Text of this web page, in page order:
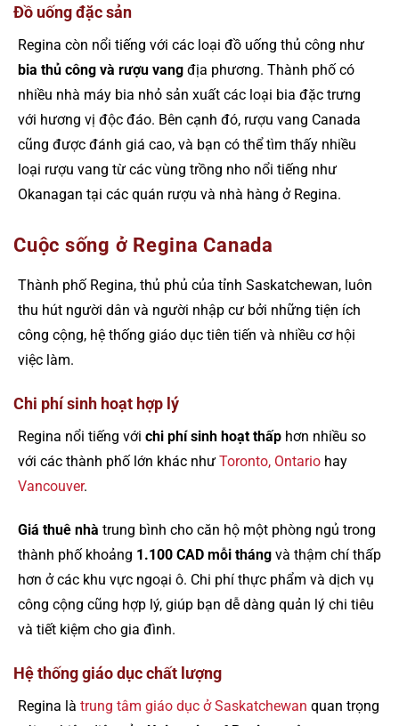
Đồ uống đặc sản
Regina còn nổi tiếng với các loại đồ uống thủ công như
bia thủ công và rượu vang địa phương. Thành phố có
nhiều nhà máy bia nhỏ sản xuất các loại bia đặc trưng
với hương vị độc đáo. Bên cạnh đó, rượu vang Canada
cũng được đánh giá cao, và bạn có thể tìm thấy nhiều
loại rượu vang từ các vùng trồng nho nổi tiếng như
Okanagan tại các quán rượu và nhà hàng ở Regina.
Cuộc sống ở Regina Canada
Thành phố Regina, thủ phủ của tỉnh Saskatchewan, luôn
thu hút người dân và người nhập cư bởi những tiện ích
công cộng, hệ thống giáo dục tiên tiến và nhiều cơ hội
việc làm.
Chi phí sinh hoạt hợp lý
Regina nổi tiếng với chi phí sinh hoạt thấp hơn nhiều so
với các thành phố lớn khác như Toronto, Ontario hay
Vancouver.
Giá thuê nhà trung bình cho căn hộ một phòng ngủ trong
thành phố khoảng 1.100 CAD mỗi tháng và thậm chí thấp
hơn ở các khu vực ngoại ô. Chi phí thực phẩm và dịch vụ
công cộng cũng hợp lý, giúp bạn dễ dàng quản lý chi tiêu
và tiết kiệm cho gia đình.
Hệ thống giáo dục chất lượng
Regina là trung tâm giáo dục ở Saskatchewan quan trọng